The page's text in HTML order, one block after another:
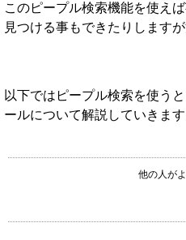
このピープル検索機能を使え
見つける事もできたりします
以下ではピープル検索を使う
ールについて解説していきます
他の人が